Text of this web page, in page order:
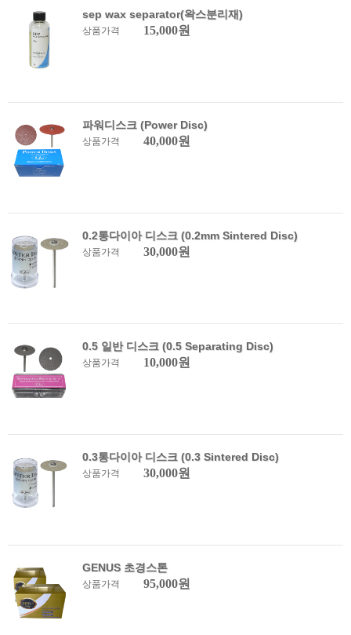
sep wax separator(왁스분리재)
상품가격 15,000원
파워디스크 (Power Disc)
상품가격 40,000원
0.2통다이아 디스크 (0.2mm Sintered Disc)
상품가격 30,000원
0.5 일반 디스크 (0.5 Separating Disc)
상품가격 10,000원
0.3통다이아 디스크 (0.3 Sintered Disc)
상품가격 30,000원
GENUS 초경스톤
상품가격 95,000원